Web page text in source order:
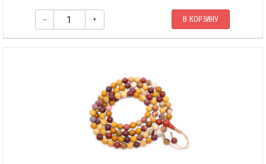
– + В КОРЗИНУ
Буддийские четки-браслет из гематита и бычьего глаза 27 бусин, они же
скользящим узлом.